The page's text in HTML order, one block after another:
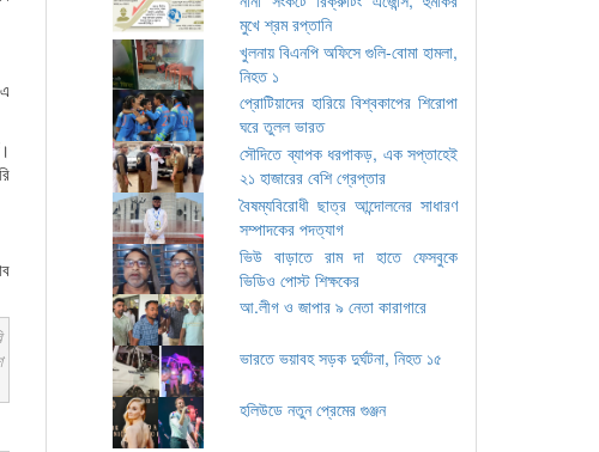
মুখে শ্রম রপ্তানি
খুলনায় বিএনপি অফিসে গুলি-বোমা হামলা,
নিহত ১
প্রোটিয়াদের হারিয়ে বিশ্বকাপের শিরোপা
ঘরে তুলল ভারত
সৌদিতে ব্যাপক ধরপাকড়, এক সপ্তাহেই
২১ হাজারের বেশি গ্রেপ্তার
বৈষম্যবিরোধী ছাত্র আন্দোলনের সাধারণ
সম্পাদকের পদত্যাগ
ভিউ বাড়াতে রাম দা হাতে ফেসবুকে
ভিডিও পোস্ট শিক্ষকের
আ.লীগ ও জাপার ৯ নেতা কারাগারে
ভারতে ভয়াবহ সড়ক দুর্ঘটনা, নিহত ১৫
হলিউডে নতুন প্রেমের গুঞ্জন